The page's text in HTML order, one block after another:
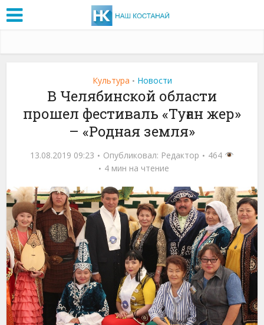
Культура • Новости
В Челябинской области
прошел фестиваль «Туған жер»
– «Родная земля»
13.08.2019 09:23 Опубликовал: Редактор
464
4 мин на чтение